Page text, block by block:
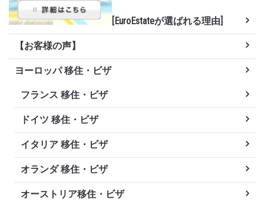
[EuroEstateが選ばれる理由]
【お客様の声】
ヨーロッパ 移住・ビザ
フランス 移住・ビザ
ドイツ 移住・ビザ
イタリア 移住・ビザ
オランダ 移住・ビザ
オーストリア移住・ビザ